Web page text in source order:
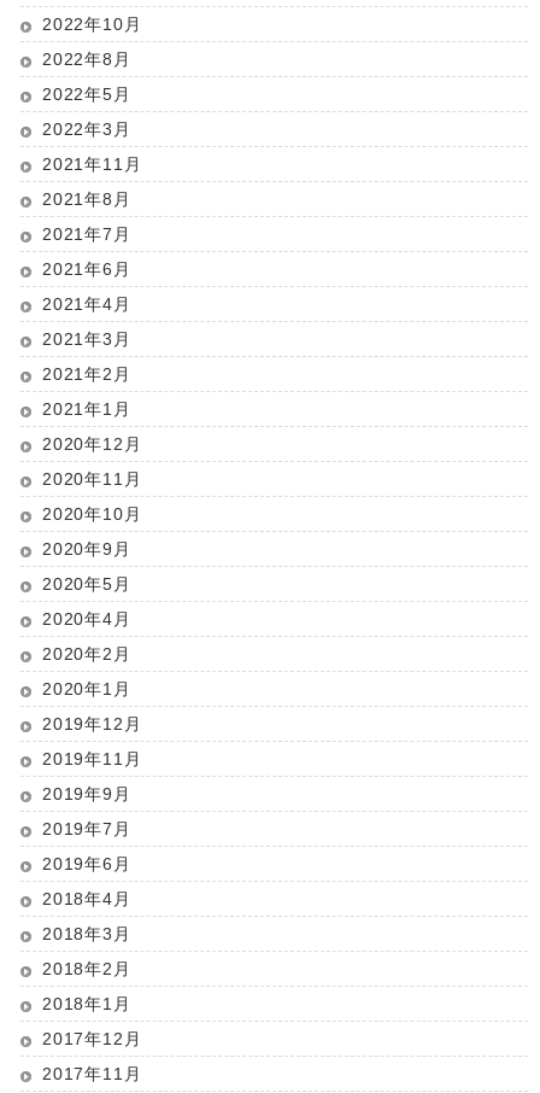
2022年10月
2022年8月
2022年5月
2022年3月
2021年11月
2021年8月
2021年7月
2021年6月
2021年4月
2021年3月
2021年2月
2021年1月
2020年12月
2020年11月
2020年10月
2020年9月
2020年5月
2020年4月
2020年2月
2020年1月
2019年12月
2019年11月
2019年9月
2019年7月
2019年6月
2018年4月
2018年3月
2018年2月
2018年1月
2017年12月
2017年11月